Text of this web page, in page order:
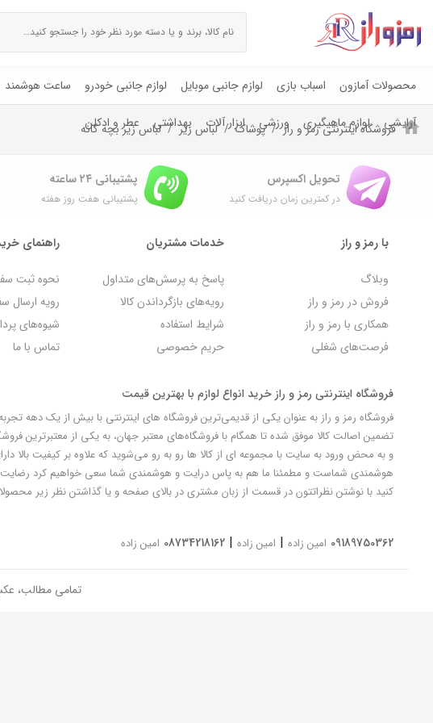
محصولات آمازون اسباب بازی لوازم جانبی موبایل لوازم جانبی خودرو ساعت هوشمند
آرایشی لوازم ماهیگیری ورزشی ابزار آلات بهداشتی عطر و ادکلن فروشگاه اینترنتی رمز و راز پوشاک لباس زیر لباس زیر بچه گانه
تحویل اکسپرس
در کمترین زمان دریافت کنید
پشتیبانی ۲۴ ساعته
پشتیبانی هفت روز هفته
با رمز و راز
وبلاگ
فروش در رمز و راز
همکاری با رمز و راز
فرصت‌های شغلی
خدمات مشتریان
پاسخ به پرسش‌های متداول
رویه‌های بازگرداندن کالا
شرایط استفاده
حریم خصوصی
راهنمای
نحوه ثبت
رویه ارسال
شیوه‌های
تماس با ما
فروشگاه اینترنتی رمز و راز خرید انواع لوازم با بهترین قیمت
تضمین اصالت کالا موفق شده تا همگام با فروشگاه‌های معتبر جهان، به یکی از معتبرترین
و به محض ورود به سایت با مجموعه ای از کالا ها رو به رو می‌شوید که علاوه بر کیفیت بالا
کنید با نوشتن نظراتتون در قسمت از زبان مشتری در بالای صفحه و یا گذاشتن نظر زیر
09189750362 امین زاده | امین زاده |
08734218162 امین زاده
تمامی مطالب،